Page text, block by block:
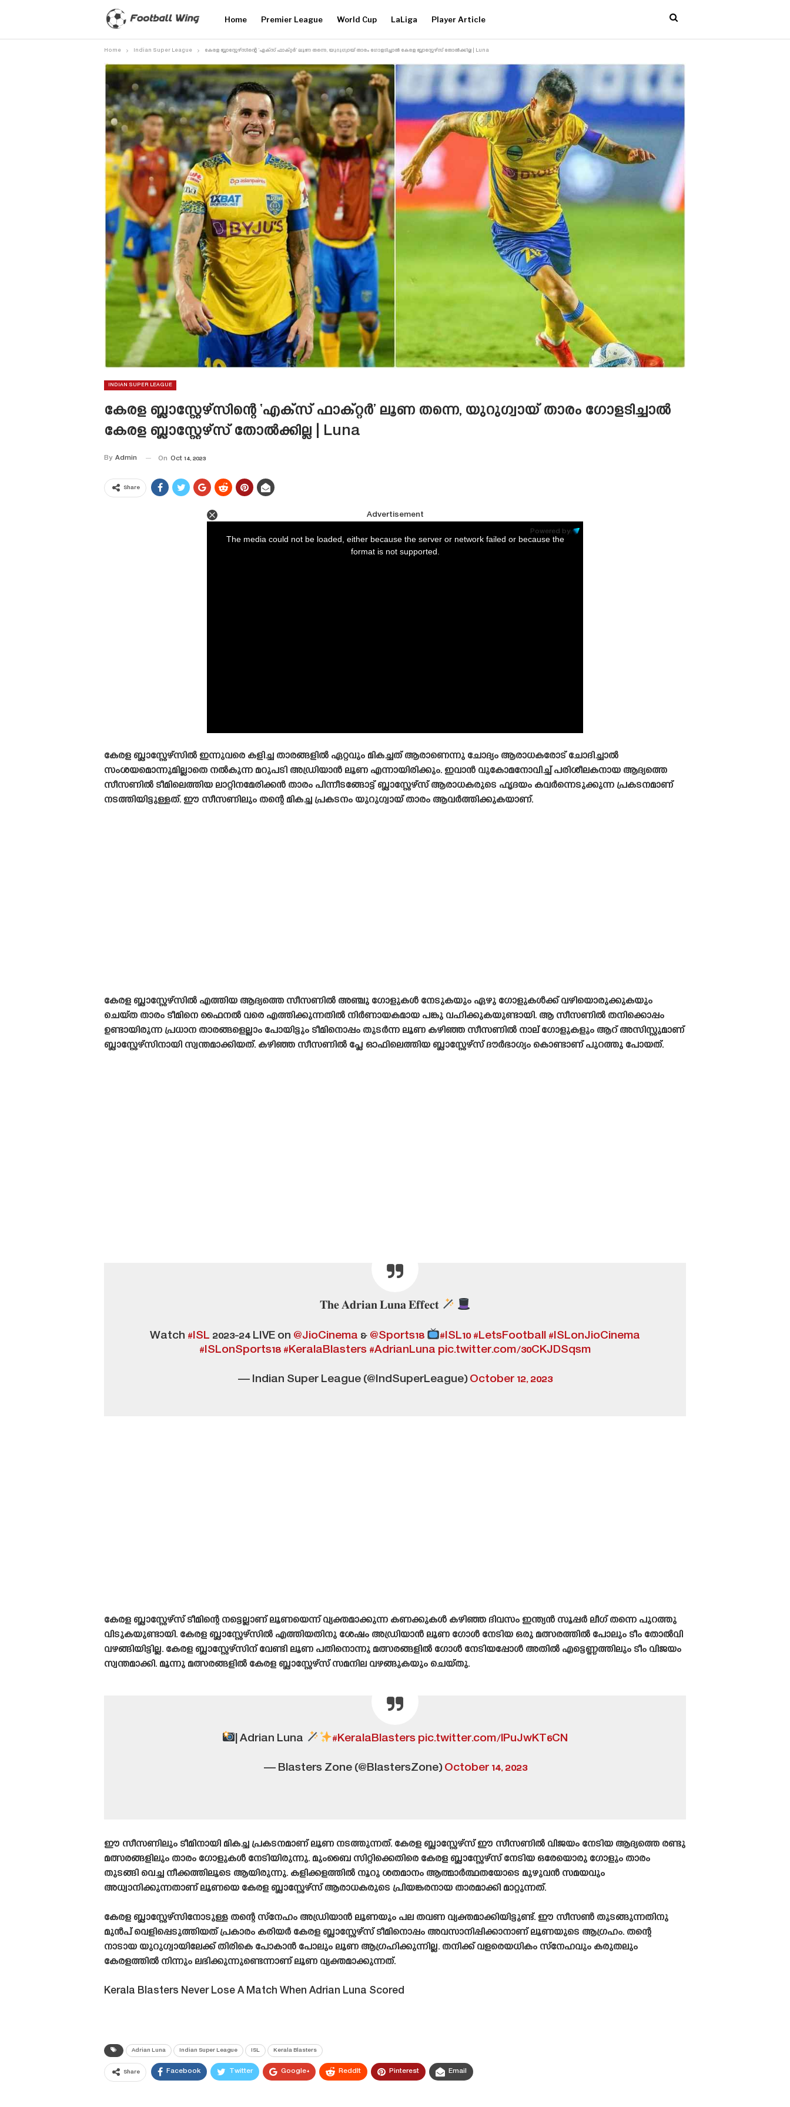
Home Premier League World Cup LaLiga Player Article
Home Indian Super League കേരള ബ്ലാസ്റ്റേഴ്‌സിന്റെ ‘എക്‌സ് ഫാക്റ്റർ’ ലൂണ തന്നെ, യുറുഗ്വായ് താരം ഗോളടിച്ചാൽ കേരള ബ്ലാസ്റ്റേഴ്‌സ് തോൽക്കില്ല | Luna
INDIAN SUPER LEAGUE
കേരള ബ്ലാസ്റ്റേഴ്‌സിന്റെ ‘എക്‌സ് ഫാക്റ്റർ’ ലൂണ തന്നെ, യുറുഗ്വായ് താരം ഗോളടിച്ചാൽ
കേരള ബ്ലാസ്റ്റേഴ്‌സ് തോൽക്കില്ല | Luna
By Admin On Oct 14, 2023
Share
Advertisement
Powered by:
The media could not be loaded, either because the server or network failed or because the
format is not supported.
കേരള ബ്ലാസ്റ്റേഴ്‌സിൽ ഇന്നുവരെ കളിച്ച താരങ്ങളിൽ ഏറ്റവും മികച്ചത് ആരാണെന്നു ചോദ്യം ആരാധകരോട് ചോദിച്ചാൽ
സംശയമൊന്നുമില്ലാതെ നൽകുന്ന മറുപടി അഡ്രിയാൻ ലൂണ എന്നായിരിക്കും. ഇവാൻ വുകോമനോവിച്ച് പരിശീലകനായ ആദ്യത്തെ
സീസണിൽ ടീമിലെത്തിയ ലാറ്റിനമേരിക്കൻ താരം പിന്നീടങ്ങോട്ട് ബ്ലാസ്റ്റേഴ്‌സ് ആരാധകരുടെ ഹൃദയം കവർന്നെടുക്കുന്ന പ്രകടനമാണ്
നടത്തിയിട്ടുള്ളത്. ഈ സീസണിലും തന്റെ മികച്ച പ്രകടനം യുറുഗ്വായ് താരം ആവർത്തിക്കുകയാണ്.
കേരള ബ്ലാസ്റ്റേഴ്‌സിൽ എത്തിയ ആദ്യത്തെ സീസണിൽ അഞ്ചു ഗോളുകൾ നേടുകയും ഏഴു ഗോളുകൾക്ക് വഴിയൊരുക്കുകയും
ചെയ്‌ത താരം ടീമിനെ ഫൈനൽ വരെ എത്തിക്കുന്നതിൽ നിർണായകമായ പങ്കു വഹിക്കുകയുണ്ടായി. ആ സീസണിൽ തനിക്കൊപ്പം
ഉണ്ടായിരുന്ന പ്രധാന താരങ്ങളെല്ലാം പോയിട്ടും ടീമിനൊപ്പം തുടർന്ന ലൂണ കഴിഞ്ഞ സീസണിൽ നാല് ഗോളുകളും ആറ് അസിസ്റ്റുമാണ്
ബ്ലാസ്റ്റേഴ്‌സിനായി സ്വന്തമാക്കിയത്. കഴിഞ്ഞ സീസണിൽ പ്ലേ ഓഫിലെത്തിയ ബ്ലാസ്റ്റേഴ്‌സ് ദൗർഭാഗ്യം കൊണ്ടാണ് പുറത്തു പോയത്.
𝐓𝐡𝐞 𝐀𝐝𝐫𝐢𝐚𝐧 𝐋𝐮𝐧𝐚 𝐄𝐟𝐟𝐞𝐜𝐭
Watch #ISL 2023-24 LIVE on @JioCinema & @Sports18 #ISL10 #LetsFootball #ISLonJioCinema
#ISLonSports18 #KeralaBlasters #AdrianLuna pic.twitter.com/30CKJDSqsm
— Indian Super League (@IndSuperLeague)October 12, 2023
കേരള ബ്ലാസ്റ്റേഴ്‌സ് ടീമിന്റെ നട്ടെല്ലാണ് ലൂണയെന്ന് വ്യക്തമാക്കുന്ന കണക്കുകൾ കഴിഞ്ഞ ദിവസം ഇന്ത്യൻ സൂപ്പർ ലീഗ് തന്നെ പുറത്തു
വിടുകയുണ്ടായി. കേരള ബ്ലാസ്റ്റേഴ്‌സിൽ എത്തിയതിനു ശേഷം അഡ്രിയാൻ ലൂണ ഗോൾ നേടിയ ഒരു മത്സരത്തിൽ പോലും ടീം തോൽവി
വഴങ്ങിയിട്ടില്ല. കേരള ബ്ലാസ്റ്റേഴ്‌സിന് വേണ്ടി ലൂണ പതിനൊന്നു മത്സരങ്ങളിൽ ഗോൾ നേടിയപ്പോൾ അതിൽ എട്ടെണ്ണത്തിലും ടീം വിജയം
സ്വന്തമാക്കി. മൂന്നു മത്സരങ്ങളിൽ കേരള ബ്ലാസ്റ്റേഴ്‌സ് സമനില വഴങ്ങുകയും ചെയ്‌തു.
| Adrian Luna #KeralaBlasters pic.twitter.com/lPuJwKT6CN
— Blasters Zone (@BlastersZone)October 14, 2023
ഈ സീസണിലും ടീമിനായി മികച്ച പ്രകടനമാണ് ലൂണ നടത്തുന്നത്. കേരള ബ്ലാസ്റ്റേഴ്‌സ് ഈ സീസണിൽ വിജയം നേടിയ ആദ്യത്തെ രണ്ടു
മത്സരങ്ങളിലും താരം ഗോളുകൾ നേടിയിരുന്നു. മുംബൈ സിറ്റിക്കെതിരെ കേരള ബ്ലാസ്റ്റേഴ്‌സ് നേടിയ ഒരേയൊരു ഗോളും താരം
തുടങ്ങി വെച്ച നീക്കത്തിലൂടെ ആയിരുന്നു. കളിക്കളത്തിൽ നൂറു ശതമാനം ആത്മാർത്ഥതയോടെ മുഴുവൻ സമയവും
അധ്വാനിക്കുന്നതാണ്‌ ലൂണയെ കേരള ബ്ലാസ്റ്റേഴ്‌സ് ആരാധകരുടെ പ്രിയങ്കരനായ താരമാക്കി മാറ്റുന്നത്.
കേരള ബ്ലാസ്റ്റേഴ്‌സിനോടുള്ള തന്റെ സ്നേഹം അഡ്രിയാൻ ലൂണയും പല തവണ വ്യക്തമാക്കിയിട്ടുണ്ട്. ഈ സീസൺ തുടങ്ങുന്നതിനു
മുൻപ് വെളിപ്പെടുത്തിയത് പ്രകാരം കരിയർ കേരള ബ്ലാസ്റ്റേഴ്‌സ് ടീമിനൊപ്പം അവസാനിപ്പിക്കാനാണ് ലൂണയുടെ ആഗ്രഹം. തന്റെ
നാടായ യുറുഗ്വായിലേക്ക് തിരികെ പോകാൻ പോലും ലൂണ ആഗ്രഹിക്കുന്നില്ല. തനിക്ക് വളരെയധികം സ്നേഹവും കരുതലും
കേരളത്തിൽ നിന്നും ലഭിക്കുന്നുണ്ടെന്നാണ് ലൂണ വ്യക്തമാക്കുന്നത്.
Kerala Blasters Never Lose A Match When Adrian Luna Scored
Adrian Luna Indian Super League ISL Kerala Blasters
Share Facebook Twitter Google+ ReddIt Pinterest Email